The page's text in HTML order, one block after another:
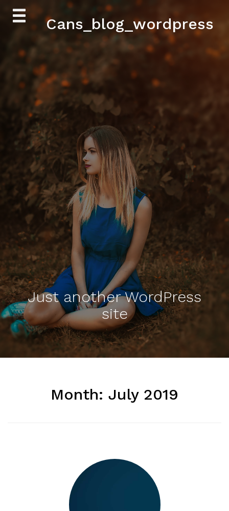
Skip
Cans_blog_wordpress
Just another WordPress
site
Month: July 2019